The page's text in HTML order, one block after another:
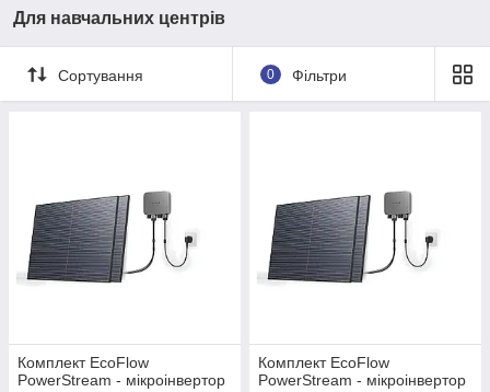
Для навчальних центрів
Сортування 0 Фільтри
Комплект EcoFlow
PowerStream - мікроінвертор
Комплект EcoFlow
PowerStream - мікроінвертор